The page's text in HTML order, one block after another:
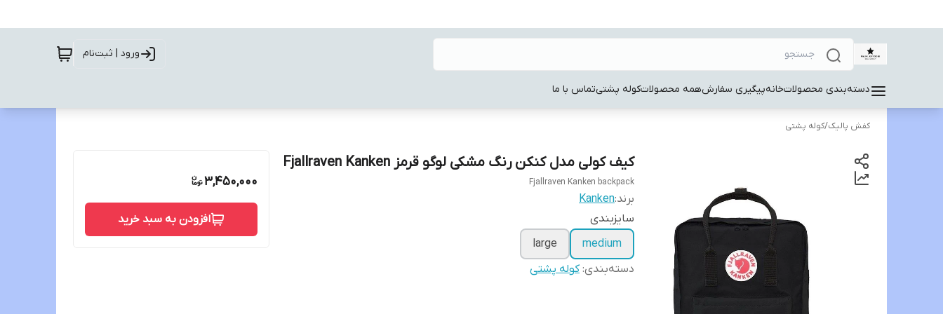
ورود | ثبت‌نام
دسته‌بندی محصولاتخانهپیگیری سفارشهمه محصولاتکوله پشتیتماس با ما
کفش پالیک/کوله پشتی
کیف کولی مدل کنکن رنگ مشکی لوگو قرمز Fjallraven Kanken
Fjallraven Kanken backpack
برند:Kanken
سایزبندی
medium
large
دسته‌بندی:کوله پشتی
3,450,000
افزودن به سبد خرید